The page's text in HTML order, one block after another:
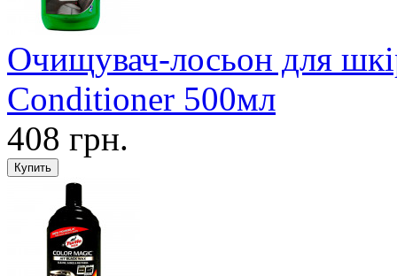
Очищувач-лосьон для
Conditioner 500мл
408 грн.